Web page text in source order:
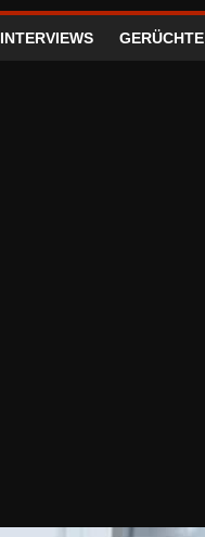
INTERVIEWS GERÜCHTE